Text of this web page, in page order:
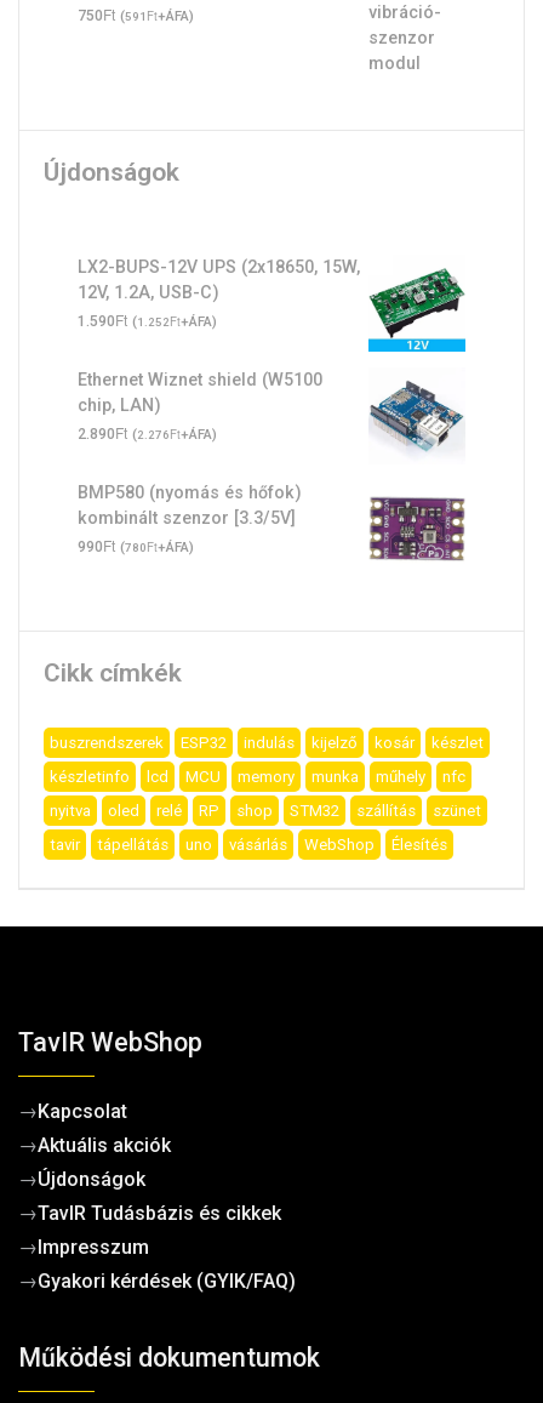
750Ft (591 Ft+ÁFA)
Újdonságok
LX2-BUPS-12V UPS (2x18650, 15W,
12V, 1.2A, USB-C)
1.590Ft (1.252Ft+ÁFA)
Ethernet Wiznet shield (W5100
chip, LAN)
2.890Ft (2.276Ft+ÁFA)
BMP580 (nyomás és hőfok)
kombinált szenzor [3.3/5V]
990Ft (780Ft+ÁFA)
Cikk címkék
buszrendszerek ESP32 indulás kijelző kosár
készlet
készletinfo
lcd MCU memory munka műhely
nfc
nyitva
oled relé RP shop STM32 szállítás
szünet
tavir
tápellátás uno vásárlás WebShop Élesítés
TavIR WebShop
→Kapcsolat
→Aktuális akciók
→Újdonságok
→TavIR Tudásbázis és cikkek
→Impresszum
→Gyakori kérdések (GYIK/FAQ)
Működési dokumentumok